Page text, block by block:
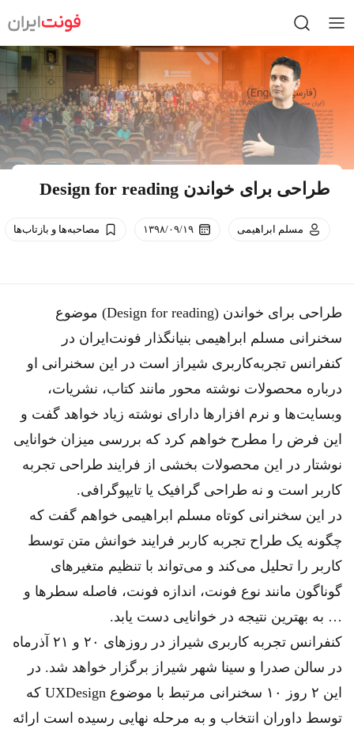
to
content
طراحی برای خواندن Design for reading
مسلم ابراهیمی ۱۳۹۸/۰۹/۱۹ مصاحبه‌ها و بازتاب‌ها
طراحی برای خواندن (Design for reading) موضوع
سخنرانی مسلم ابراهیمی بنیانگذار فونت‌ایران در
کنفرانس تجربه‌کاربری شیراز است در این سخنرانی او
درباره محصولات نوشته محور مانند کتاب، نشریات،
وبسایت‌ها و نرم افزارها دارای نوشته زیاد خواهد گفت و
این فرض را مطرح خواهم کرد که بررسی میزان خوانایی
نوشتار در این محصولات بخشی از فرایند طراحی تجربه
کاربر است و نه طراحی گرافیک یا تایپوگرافی.
در این سخنرانی کوتاه مسلم ابراهیمی خواهم گفت که
چگونه یک طراح تجربه کاربر فرایند خوانش متن توسط
کاربر را تحلیل می‌کند و می‌تواند با تنظیم متغیرهای
گوناگون مانند نوع فونت، اندازه فونت، فاصله سطرها و
… به بهترین نتیجه در خوانایی دست یابد.
کنفرانس تجربه کاربری شیراز در روزهای ۲۰ و ۲۱ آذرماه
در سالن صدرا و سینا شهر شیراز برگزار خواهد شد. در
این ۲ روز ۱۰ سخنرانی مرتبط با موضوع UXDesign که
توسط داوران انتخاب و به مرحله نهایی رسیده است ارائه